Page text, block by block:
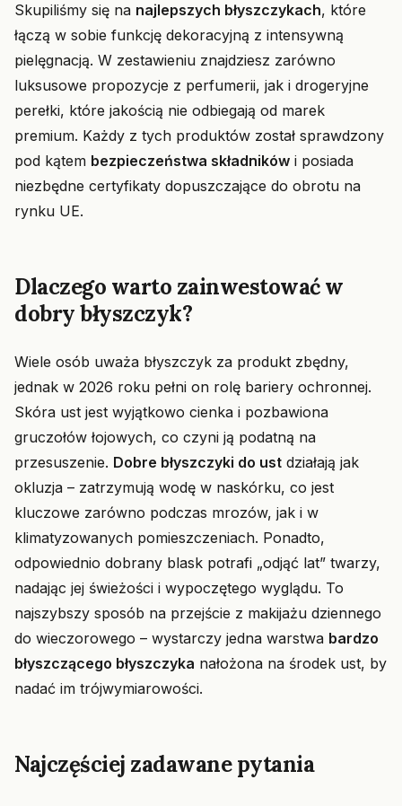
Skupiliśmy się na najlepszych błyszczykach, które
łączą w sobie funkcję dekoracyjną z intensywną
pielęgnacją. W zestawieniu znajdziesz zarówno
luksusowe propozycje z perfumerii, jak i drogeryjne
perełki, które jakością nie odbiegają od marek
premium. Każdy z tych produktów został sprawdzony
pod kątem bezpieczeństwa składników i posiada
niezbędne certyfikaty dopuszczające do obrotu na
rynku UE.
Dlaczego warto zainwestować w
dobry błyszczyk?
Wiele osób uważa błyszczyk za produkt zbędny,
jednak w 2026 roku pełni on rolę bariery ochronnej.
Skóra ust jest wyjątkowo cienka i pozbawiona
gruczołów łojowych, co czyni ją podatną na
przesuszenie. Dobre błyszczyki do ust działają jak
okluzja – zatrzymują wodę w naskórku, co jest
kluczowe zarówno podczas mrozów, jak i w
klimatyzowanych pomieszczeniach. Ponadto,
odpowiednio dobrany blask potrafi „odjąć lat” twarzy,
nadając jej świeżości i wypoczętego wyglądu. To
najszybszy sposób na przejście z makijażu dziennego
do wieczorowego – wystarczy jedna warstwa bardzo
błyszczącego błyszczyka nałożona na środek ust, by
nadać im trójwymiarowości.
Najczęściej zadawane pytania